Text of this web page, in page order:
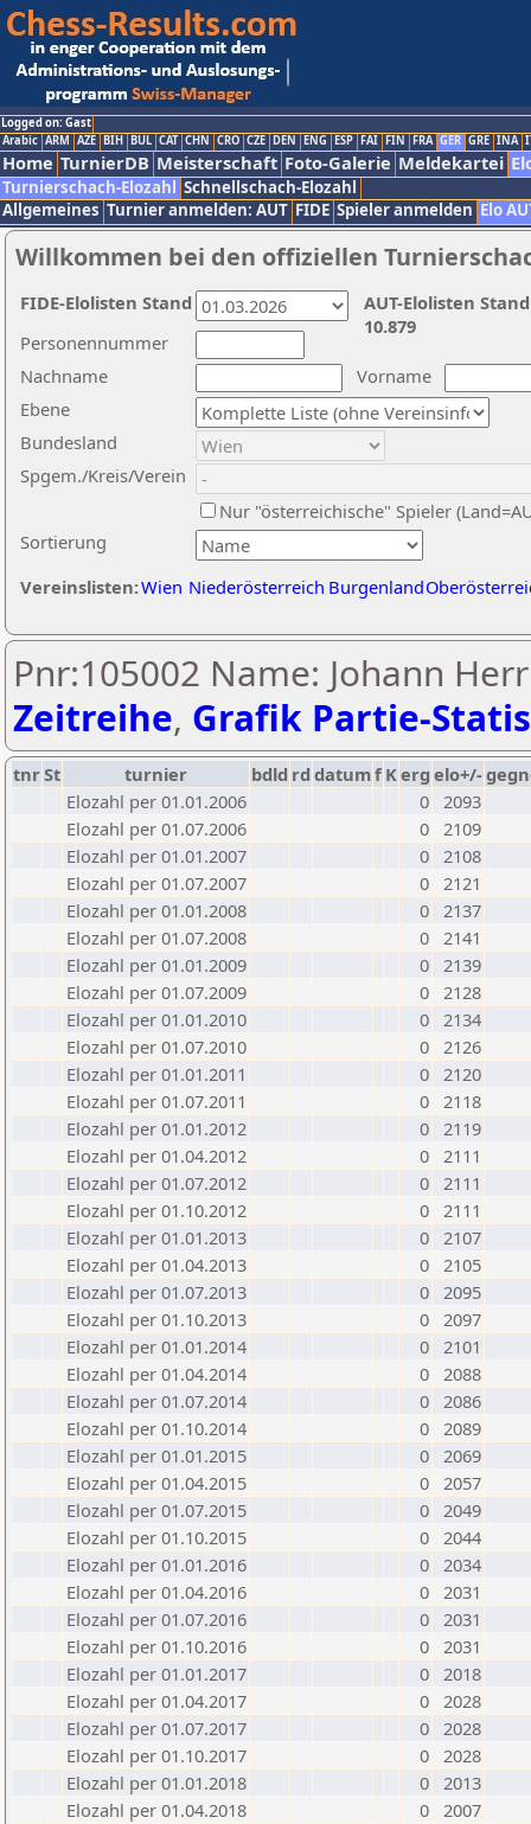
Logged on: Gast
Arabic ARM AZE BIH BUL CAT CHN CRO CZE DEN ENG ESP FAI FIN FRA GER GRE INA
Home TurnierDB Meisterschaft Foto-Galerie Meldekartei
Turnierschach-Elozahl Schnellschach-Elozahl
Allgemeines Turnier anmelden: AUT FIDE Spieler anmelden Elo
Willkommen bei den offiziellen
Nachname
Vorname
Ebene
Sortierung
Personennummer
Bundesland
Spgem./Kreis/Verein
Nur "österreichische" Spieler
Vereinslisten:Wien Niederösterreich Burgenland
AUT-Elolisten
10.879
FIDE-Elolisten Stand
Pnr:105002 Name: Johann
Zeitreihe, Grafik Partie-
tnrSt turnier bdld rd datumf Kerg elo+/-
Elozahl per 01.01.2006
0 2093
Elozahl per 01.07.2006
0 2109
Elozahl per 01.01.2007
0 2108
Elozahl per 01.07.2007
0 2121
Elozahl per 01.01.2008
0 2137
Elozahl per 01.07.2008
0 2141
Elozahl per 01.01.2009
0 2139
Elozahl per 01.07.2009
0 2128
Elozahl per 01.01.2010
0 2134
Elozahl per 01.07.2010
0 2126
Elozahl per 01.01.2011
0 2120
Elozahl per 01.07.2011
0 2118
Elozahl per 01.01.2012
0 2119
Elozahl per 01.04.2012
0 2111
Elozahl per 01.07.2012
0 2111
Elozahl per 01.10.2012
0 2111
Elozahl per 01.01.2013
0 2107
Elozahl per 01.04.2013
0 2105
Elozahl per 01.07.2013
0 2095
Elozahl per 01.10.2013
0 2097
Elozahl per 01.01.2014
0 2101
Elozahl per 01.04.2014
0 2088
Elozahl per 01.07.2014
0 2086
Elozahl per 01.10.2014
0 2089
Elozahl per 01.01.2015
0 2069
Elozahl per 01.04.2015
0 2057
Elozahl per 01.07.2015
0 2049
Elozahl per 01.10.2015
0 2044
Elozahl per 01.01.2016
0 2034
Elozahl per 01.04.2016
0 2031
Elozahl per 01.07.2016
0 2031
Elozahl per 01.10.2016
0 2031
Elozahl per 01.01.2017
0 2018
Elozahl per 01.04.2017
0 2028
Elozahl per 01.07.2017
0 2028
Elozahl per 01.10.2017
0 2028
Elozahl per 01.01.2018
0 2013
Elozahl per 01.04.2018
0 2007